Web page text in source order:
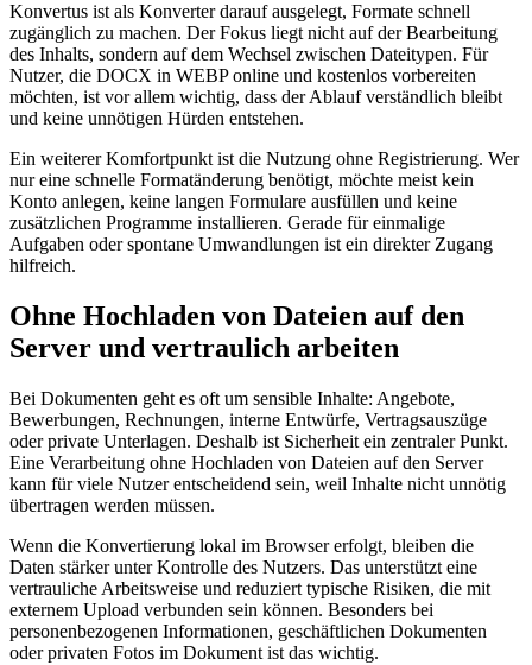
Konvertus ist als Konverter darauf ausgelegt, Formate schnell
zugänglich zu machen. Der Fokus liegt nicht auf der Bearbeitung
des Inhalts, sondern auf dem Wechsel zwischen Dateitypen. Für
Nutzer, die DOCX in WEBP online und kostenlos vorbereiten
möchten, ist vor allem wichtig, dass der Ablauf verständlich bleibt
und keine unnötigen Hürden entstehen.
Ein weiterer Komfortpunkt ist die Nutzung ohne Registrierung. Wer
nur eine schnelle Formatänderung benötigt, möchte meist kein
Konto anlegen, keine langen Formulare ausfüllen und keine
zusätzlichen Programme installieren. Gerade für einmalige
Aufgaben oder spontane Umwandlungen ist ein direkter Zugang
hilfreich.
Ohne Hochladen von Dateien auf den
Server und vertraulich arbeiten
Bei Dokumenten geht es oft um sensible Inhalte: Angebote,
Bewerbungen, Rechnungen, interne Entwürfe, Vertragsauszüge
oder private Unterlagen. Deshalb ist Sicherheit ein zentraler Punkt.
Eine Verarbeitung ohne Hochladen von Dateien auf den Server
kann für viele Nutzer entscheidend sein, weil Inhalte nicht unnötig
übertragen werden müssen.
Wenn die Konvertierung lokal im Browser erfolgt, bleiben die
Daten stärker unter Kontrolle des Nutzers. Das unterstützt eine
vertrauliche Arbeitsweise und reduziert typische Risiken, die mit
externem Upload verbunden sein können. Besonders bei
personenbezogenen Informationen, geschäftlichen Dokumenten
oder privaten Fotos im Dokument ist das wichtig.